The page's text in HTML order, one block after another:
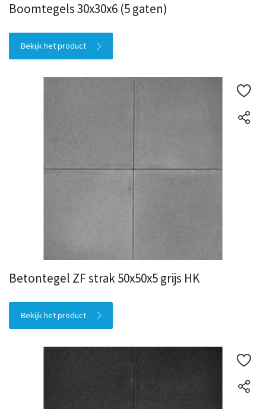
Boomtegels 30x30x6 (5 gaten)
Bekijk het product
Betontegel ZF strak 50x50x5 grijs HK
Bekijk het product